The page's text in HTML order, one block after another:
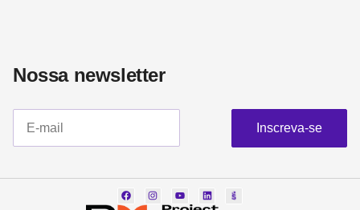
Nossa newsletter​
Inscreva-se